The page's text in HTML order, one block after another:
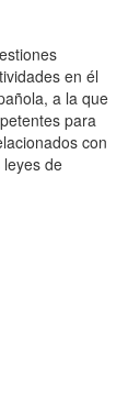
en él
a la que
para
con
de